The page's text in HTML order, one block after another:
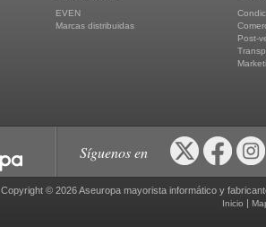
EVEN
Marcas distribuidas
Post-
Síguenos en
Copyright © 2026 Aseuropa mayorista informático y
Inicio |